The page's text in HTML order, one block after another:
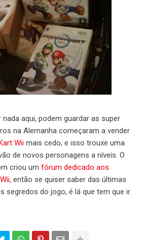
nada aqui, podem guardar as super
na Alemanha começaram a vender
Wii mais cedo, e isso trouxe uma
de novos personagens a níveis. O
criou um fórum dedicado aos
, então se quiser saber das últimas
segredos do jogo, é lá que tem que ir.